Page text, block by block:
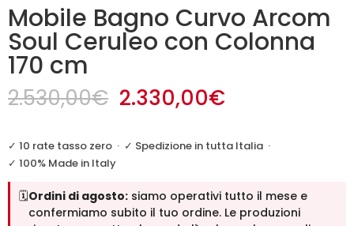
Mobile Bagno Curvo Arcom
Soul Ceruleo con Colonna
170 cm
2.530,00€ Il
prezzo
originale
era:
2.330,00€Il
attuale
è:
✓ 10 rate tasso zero · ✓ Spedizione in tutta Italia ·
✓ 100% Made in Italy
🗓️Ordini di agosto: siamo operativi tutto il mese e
confermiamo subito il tuo ordine. Le produzioni